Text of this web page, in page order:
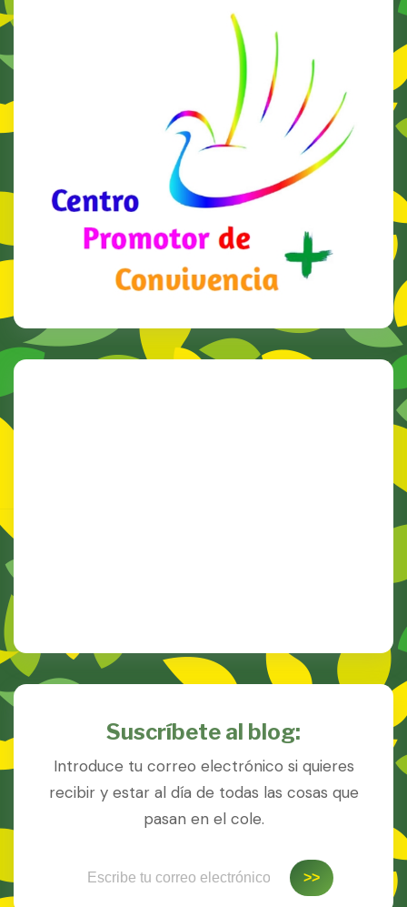
Suscríbete al blog:
Introduce tu correo electrónico si quieres
recibir y estar al día de todas las cosas que
pasan en el cole.
>>